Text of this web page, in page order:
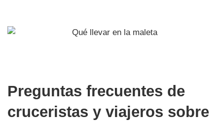
Preguntas frecuentes de
cruceristas y viajeros sobre